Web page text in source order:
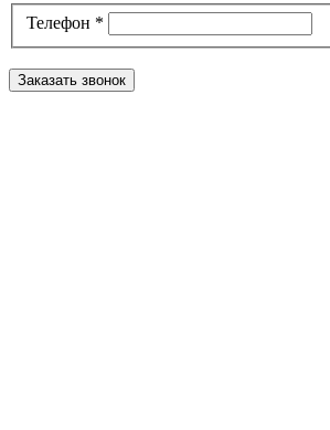
Телефон *
Заказать звонок